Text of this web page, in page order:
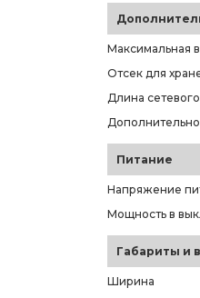
Максимальная
Отсек для
Длина
Дополнительно
Питание
Напряжение
Мощность в
Габариты и
Ширина